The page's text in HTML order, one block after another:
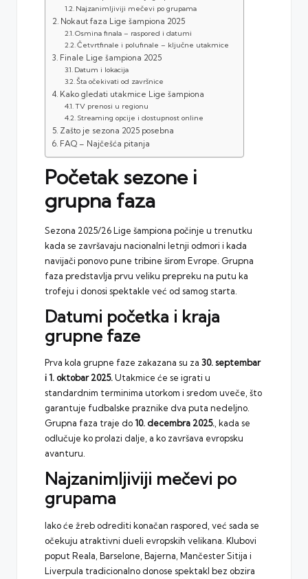
Najzanimljiviji mečevi po grupama
Nokaut faza Lige šampiona 2025
Osmina finala – raspored i datumi
Četvrtfinale i polufinale – ključne utakmice
Finale Lige šampiona 2025
Datum i lokacija
Šta očekivati od završnice
Kako gledati utakmice Lige šampiona
TV prenosi u regionu
Streaming opcije i dostupnost online
Zašto je sezona 2025 posebna
FAQ – Najčešća pitanja
Početak sezone i
grupna faza
Sezona 2025/26Lige šampiona počinje u trenutku
kada se završavaju nacionalni letnji odmori i kada
navijači ponovo pune tribine širom Evrope. Grupna
faza predstavlja prvu veliku prepreku na putu ka
trofeju i donosi spektakle već od samog starta.
Datumi početka i kraja
grupne faze
Prva kola grupne faze zakazana su za 30. septembar
i 1. oktobar 2025.Utakmice će se igrati u
standardnim terminima utorkom i sredom uveče, što
garantuje fudbalske praznike dva puta nedeljno.
Grupna faza traje do10. decembra 2025. , kada se
odlučuje ko prolazi dalje, a ko završava evropsku
avanturu.
Najzanimljiviji mečevi po
grupama
Iako će žreb odrediti konačan raspored, već sada se
očekuju atraktivni dueli evropskih velikana. Klubovi
poput Reala, Barselone, Bajerna, Mančester Sitija i
Liverpula tradicionalno donose spektakl bez obzira